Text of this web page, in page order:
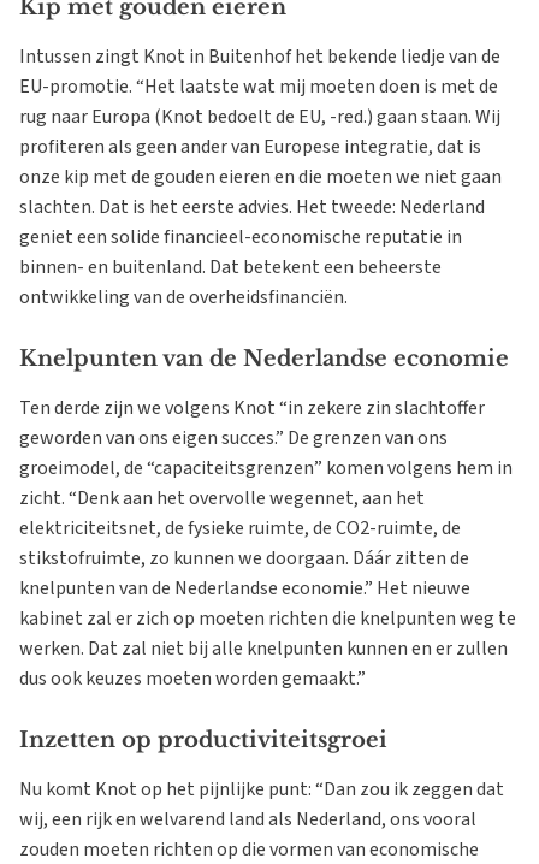
Kip met gouden eieren
Intussen zingt Knot in Buitenhof het bekende liedje van de
EU-promotie. “Het laatste wat mij moeten doen is met de
rug naar Europa (Knot bedoelt de EU, -red.) gaan staan. Wij
profiteren als geen ander van Europese integratie, dat is
onze kip met de gouden eieren en die moeten we niet gaan
slachten. Dat is het eerste advies. Het tweede: Nederland
geniet een solide financieel-economische reputatie in
binnen- en buitenland. Dat betekent een beheerste
ontwikkeling van de overheidsfinanciën.
Knelpunten van de Nederlandse economie
Ten derde zijn we volgens Knot “in zekere zin slachtoffer
geworden van ons eigen succes.” De grenzen van ons
groeimodel, de “capaciteitsgrenzen” komen volgens hem in
zicht. “Denk aan het overvolle wegennet, aan het
elektriciteitsnet, de fysieke ruimte, de CO2-ruimte, de
stikstofruimte, zo kunnen we doorgaan. Dáár zitten de
knelpunten van de Nederlandse economie.” Het nieuwe
kabinet zal er zich op moeten richten die knelpunten weg te
werken. Dat zal niet bij alle knelpunten kunnen en er zullen
dus ook keuzes moeten worden gemaakt.”
Inzetten op productiviteitsgroei
Nu komt Knot op het pijnlijke punt: “Dan zou ik zeggen dat
wij, een rijk en welvarend land als Nederland, ons vooral
zouden moeten richten op die vormen van economische